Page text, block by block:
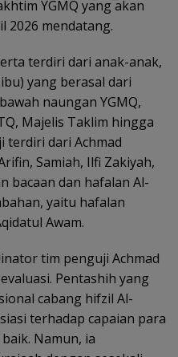
YGMQ yang akan
2026 mendatang.
terdiri dari anak-anak,
yang berasal dari
naungan YGMQ,
Majelis Taklim hingga
terdiri dari Achmad
Samiah, Ilfi Zakiyah,
bacaan dan hafalan Al-
yaitu hafalan
Awam.
tim penguji Achmad
Pentashih yang
cabang hifzil Al-
terhadap capaian para
Namun, ia